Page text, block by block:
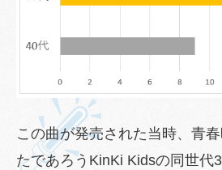
この曲が発売された当時、青
たであろうKinKi Kidsの同世代